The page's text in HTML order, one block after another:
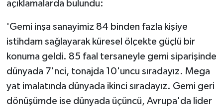
açıklamalarda bulundu:
'Gemi inşa sanayimiz 84 binden fazla kişiye
istihdam sağlayarak küresel ölçekte güçlü bir
konuma geldi. 85 faal tersaneyle gemi siparişinde
dünyada 7'nci, tonajda 10'uncu sıradayız. Mega
yat imalatında dünyada ikinci sıradayız. Gemi geri
dönüşümde ise dünyada üçüncü, Avrupa'da lider